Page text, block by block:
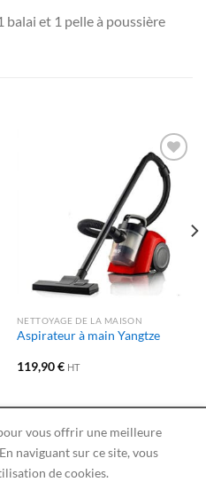
balai et 1 pelle à poussière
AJOUTER
LISTE
D’ENVIES
NETTOYAGE DE LA MAISON
Aspirateur à main Yangtze
119,90€ HT
BOUTIQUE PANIER
vous offrir une meilleure
naviguant sur ce site, vous
de cookies.